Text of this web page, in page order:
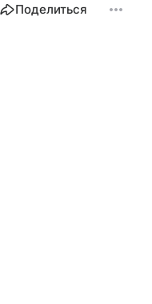
Поделиться